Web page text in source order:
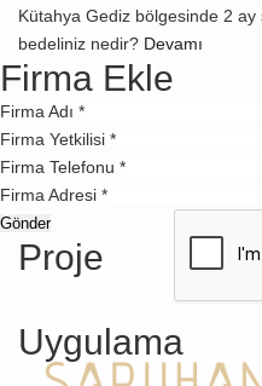
Kütahya Gediz bölgesinde 2
bedeliniz nedir? Devamı
Firma Ekle
Firma Adı *
Firma Yetkilisi *
Firma Telefonu *
Firma Adresi *
Proje
Uygulama